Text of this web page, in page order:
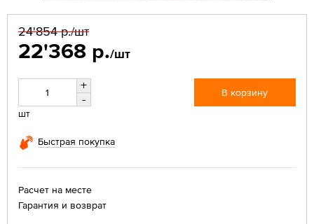
24'854 р./шт
22'368 р./шт
+
-
шт
В корзину
Быстрая покупка
Расчет на месте
Гарантия и возврат